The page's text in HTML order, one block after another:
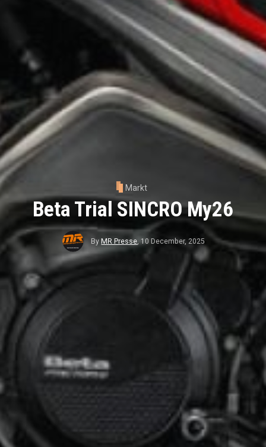
Markt
Beta Trial SINCRO My26
ByMR Presse ,10 December, 2025